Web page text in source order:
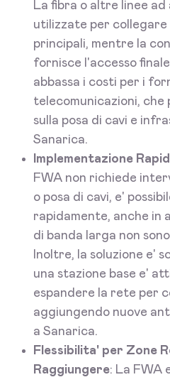
La fibra o altre linee
utilizzate per collegare
principali, mentre la
fornisce l'accesso
abbassa i costi per i
telecomunicazioni, che
sulla posa di cavi e
Sanarica.
Implementazione
FWA non richiede
o posa di cavi, e'
rapidamente, anche in
di banda larga non
Inoltre, la soluzione e'
una stazione base e'
espandere la rete per
aggiungendo nuove
a Sanarica.
Flessibilita' per Zone
Raggiungere: La FWA